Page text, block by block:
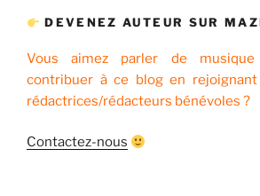
DEVENEZ AUTEUR SUR
Vous aimez parler de
contribuer à ce blog en
rédactrices/rédacteurs bénévoles ?
Contactez-nous